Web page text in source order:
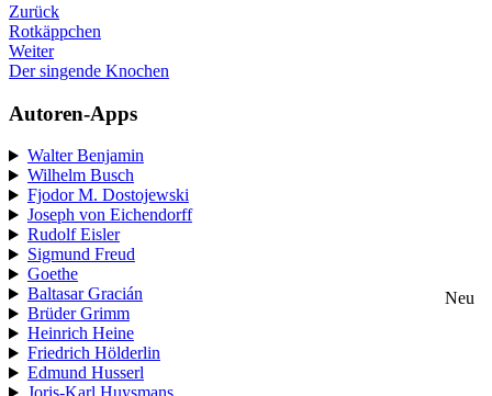
Zurück
Rotkäppchen
Weiter
Der singende Knochen
Autoren-Apps
Walter Benjamin
Wilhelm Busch
Fjodor M. Dostojewski
Joseph von Eichendorff
Rudolf Eisler
Sigmund Freud
Goethe
Baltasar Gracián
Neu
Brüder Grimm
Heinrich Heine
Friedrich Hölderlin
Edmund Husserl